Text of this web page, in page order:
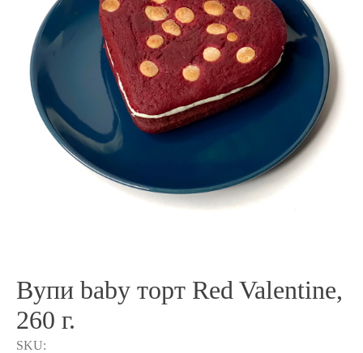
Вупи baby торт Red Valentine,
260 г.
SKU: